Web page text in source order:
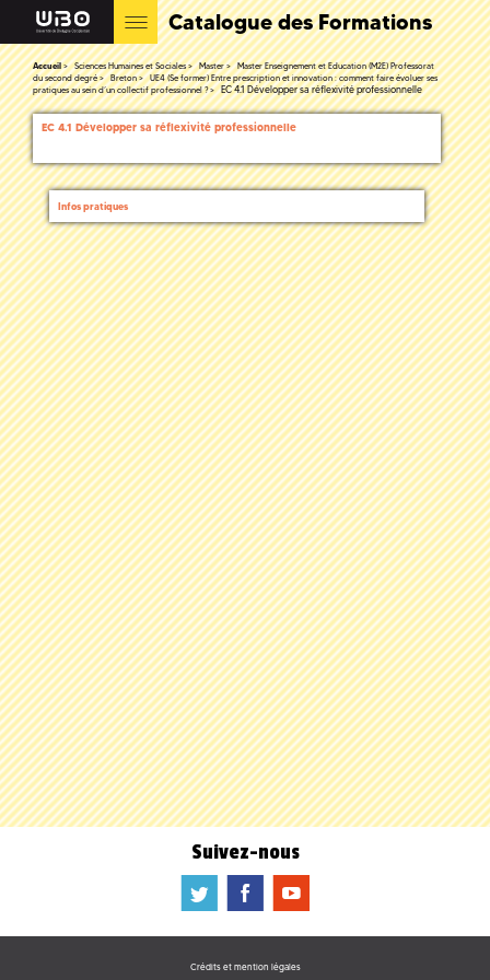
Catalogue des Formations
Accueil Sciences Humaines et Sociales Master
Master Enseignement et Education (M2E) Professorat
du second degré
Breton
UE4 (Se former) Entre prescription et innovation : comment faire évoluer ses
pratiques au sein d’un collectif professionnel ?
EC 4.1 Développer sa réflexivité professionnelle
EC 4.1 Développer sa réflexivité professionnelle
Infos pratiques
Suivez-nous
a b f
Crédits et mention légales